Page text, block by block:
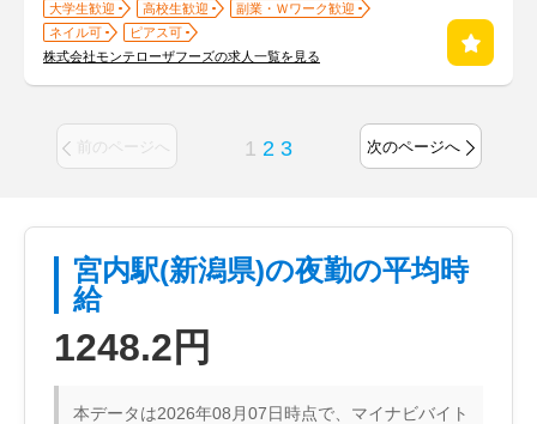
大学生歓迎 高校生歓迎
副業・Ｗワーク歓迎
ネイル可
ピアス可
株式会社モンテローザフーズの求人一覧を見る
前のページへ 1 2 3 次のページへ
宮内駅(新潟県)の夜勤の平均時
給
1248.2円
本データは2026年08月07日時点で、マイナビバイト